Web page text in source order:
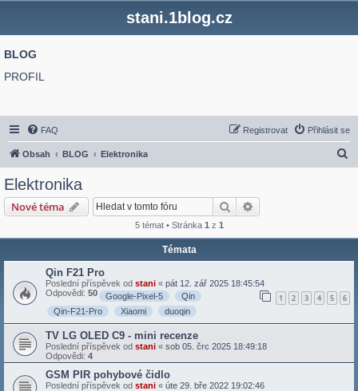
stani.1blog.cz
BLOG
PROFIL
FAQ Přihlásit se
Registrovat
Obsah BLOG Elektronika
Elektronika
Nové téma Hledat
5 témat • Stránka 1 z 1
Témata
Qin F21 Pro
Poslední příspěvek od stani « pát 12. zář 2025 18:45:54
Odpovědi: 50 1 2 3 4 5 6
Google-Pixel-5
Qin
Qin-F21-Pro
Xiaomi duoqin
TV LG OLED C9 - mini recenze
Poslední příspěvek od stani « sob 05. črc 2025 18:49:18
Odpovědi: 4
GSM PIR pohybové čidlo
Poslední příspěvek od stani « úte 29. bře 2022 19:02:46